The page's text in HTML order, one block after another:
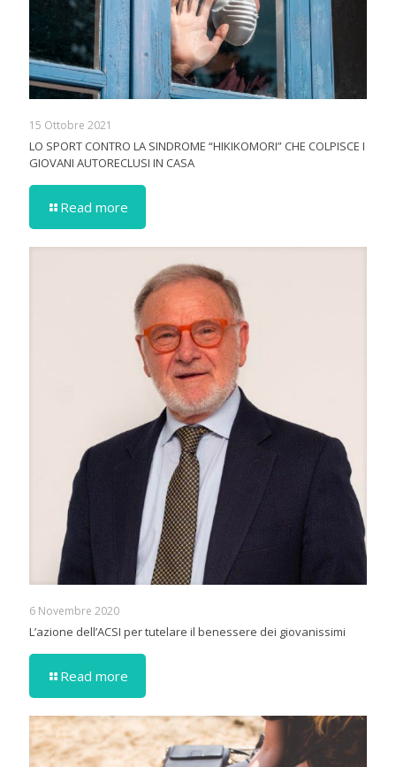
15 Ottobre 2021
LO SPORT CONTRO LA SINDROME “HIKIKOMORI” CHE COLPISCE I
GIOVANI AUTORECLUSI IN CASA
Read more
6 Novembre 2020
L’azione dell’ACSI per tutelare il benessere dei giovanissimi
Read more